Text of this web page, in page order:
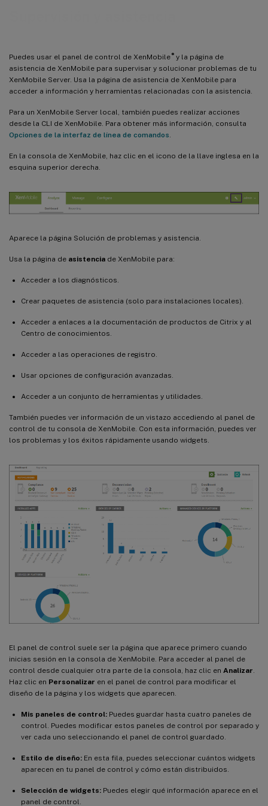
Puedes usar el panel de control de XenMobile ®y la página de
asistencia de XenMobile para supervisar y solucionar problemas de tu
XenMobile Server. Usa la página de asistencia de XenMobile para
acceder a información y herramientas relacionadas con la asistencia.
Para un XenMobile Server local, también puedes realizar acciones
desde la CLI de XenMobile. Para obtener más información, consulta
Opciones de la interfaz de línea de comandos
En la consola de XenMobile, haz clic en el icono de la llave inglesa en la
esquina superior derecha.
Aparece la página Solución de problemas y asistencia.
Usa la página de asistencia de XenMobile para:
Acceder a los diagnósticos.
Crear paquetes de asistencia (solo para instalaciones locales).
Acceder a enlaces a la documentación de productos de Citrix y al
Centro de conocimientos.
Acceder a las operaciones de registro.
Usar opciones de configuración avanzadas.
Acceder a un conjunto de herramientas y utilidades.
También puedes ver información de un vistazo accediendo al panel de
control de tu consola de XenMobile. Con esta información, puedes ver
los problemas y los éxitos rápidamente usando widgets.
El panel de control suele ser la página que aparece primero cuando
inicias sesión en la consola de XenMobile. Para acceder al panel de
control desde cualquier otra parte de la consola, haz clic en Analizar.
Haz clic en Personalizar en el panel de control para modificar el
diseño de la página y los widgets que aparecen.
Mis paneles de control: Puedes guardar hasta cuatro paneles de
control. Puedes modificar estos paneles de control por separado y
ver cada uno seleccionando el panel de control guardado.
Estilo de diseño: En esta fila, puedes seleccionar cuántos widgets
aparecen en tu panel de control y cómo están distribuidos.
Selección de widgets: Puedes elegir qué información aparece en el
panel de control.